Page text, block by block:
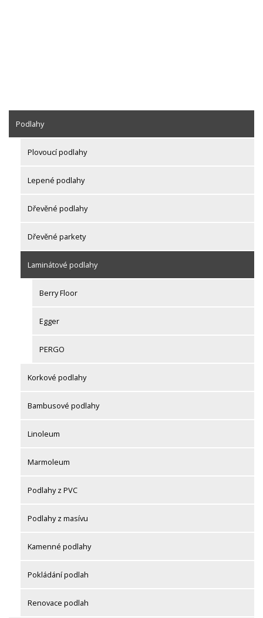
Podlahy
Plovoucí podlahy
Lepené podlahy
Dřevěné podlahy
Dřevěné parkety
Laminátové podlahy
Berry Floor
Egger
PERGO
Korkové podlahy
Bambusové podlahy
Linoleum
Marmoleum
Podlahy z PVC
Podlahy z masívu
Kamenné podlahy
Pokládání podlah
Renovace podlah